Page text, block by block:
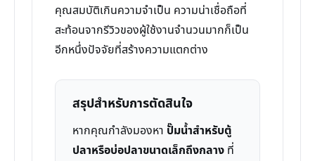
คุณสมบัติเกินความจำเป็น ความน่าเชื่อถือที่
สะท้อนจากรีวิวของผู้ใช้งานจำนวนมากก็เป็น
อีกหนึ่งปัจจัยที่สร้างความแตกต่าง
สรุปสำหรับการตัดสินใจ
หากคุณกำลังมองหา ปั๊มน้ำสำหรับตู้
ปลาหรือบ่อปลาขนาดเล็กถึงกลาง ที่